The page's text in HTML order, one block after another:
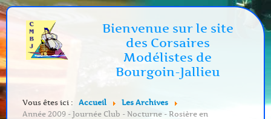
Bienvenue sur le site
des Corsaires
Modélistes de
Bourgoin-Jallieu
Vous êtes ici : Accueil
Les Archives
Année 2009 - Journée Club - Nocturne - Rosière en